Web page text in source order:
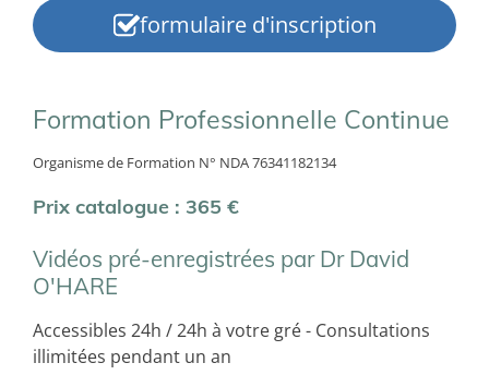
formulaire d'inscription
Formation Professionnelle Continue
Organisme de Formation N° NDA 76341182134
Prix catalogue : 365 €
Vidéos pré-enregistrées par Dr David
O'HARE
Accessibles 24h / 24h à votre gré - Consultations
illimitées pendant un an